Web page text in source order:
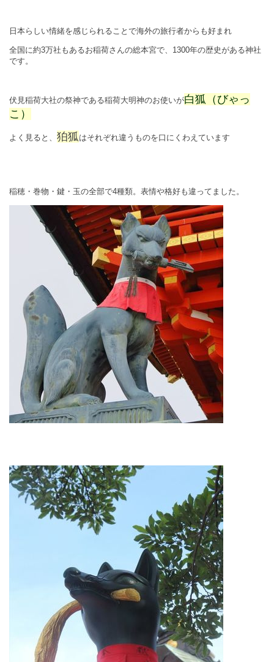
日本らしい情緒を感じられることで海外の旅行者からも好まれ
全国に約3万社もあるお稲荷さんの総本宮で、 1300年の歴史がある神社
です。
伏見稲荷大社の祭神である稲荷大明神のお使いが白狐（びゃっ
こ）
よく見ると、 狛狐はそれぞれ違うものを口にくわえています
稲穂・巻物・鍵・玉の全部で4種類。表情や格好も違ってました。